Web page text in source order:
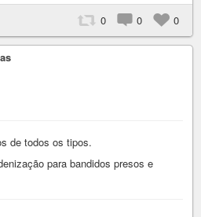
0 0 0
de todos os tipos.
para bandidos presos e